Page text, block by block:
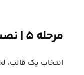
مرحله ۵ | نصب قالب آسترا
انتخاب یک قالب،